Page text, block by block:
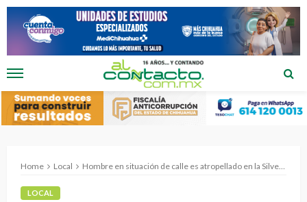
Home Local Hombre en situación de calle es atropellado en la Silvestre Terrazas
LOCAL